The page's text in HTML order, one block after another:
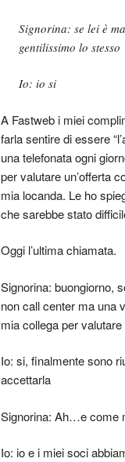
Signorina: se lei è
gentilissimo lo stesso
Io: io si
A Fastweb i miei
farla sentire di essere
una telefonata ogni
per valutare un’offerta
mia locanda. Le ho
che sarebbe stato
Oggi l’ultima chiamata.
Signorina: buongiorno,
non call center ma una
mia collega per
Io: si, finalmente sono
accettarla
Signorina: Ah…e come
Io: io e i miei soci